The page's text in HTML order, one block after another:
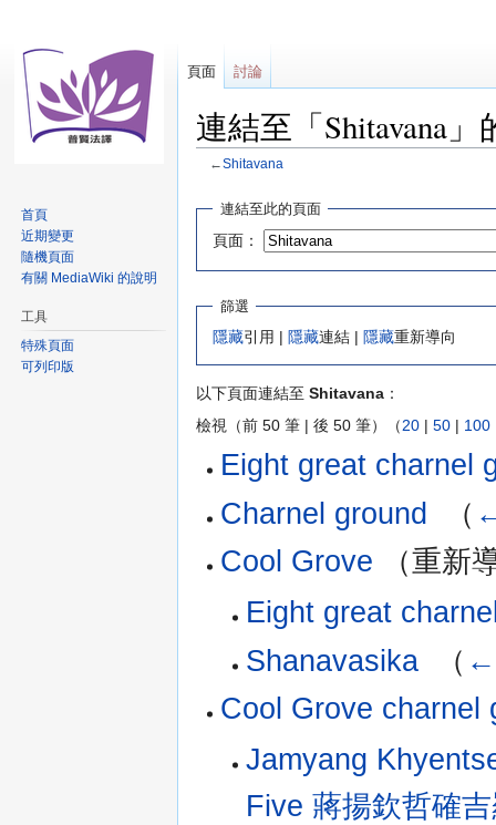
連結至「Shitavana」
←Shitavana
覽
尋
連結至此的頁面
頁面：
篩選
隱藏引用 | 隱藏連結 | 隱藏重新導向
以下頁面連結至 Shitavana ：
檢視（前 50 筆 | 後 50 筆）（20 | 50 | 100
Eight great charnel
Charnel ground
（
Cool Grove （重新
Eight great
Shanavasika‎ （ ←
Cool Grove charnel
Jamyang
Five 蔣揚欽哲確
頁面 討論
首頁
近期變更
隨機頁面
有關 MediaWiki 的說明
工具
特殊頁面
可列印版